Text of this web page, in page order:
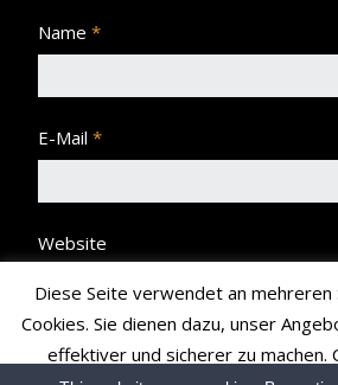
Name *
E-Mail *
Website
Diese Seite verwendet an mehreren
Cookies. Sie dienen dazu, unser
effektiver und sicherer zu machen.